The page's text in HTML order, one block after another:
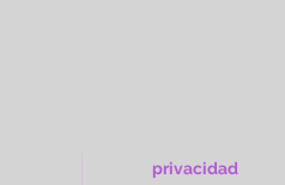
privacidad